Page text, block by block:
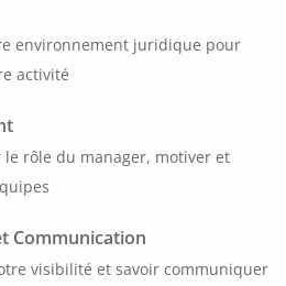
environnement juridique pour
activité
rôle du manager, motiver et
Communication
visibilité et savoir communiquer